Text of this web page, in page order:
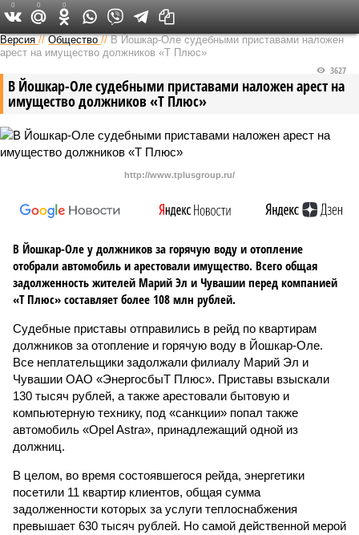
Версия в Чувашии
Версия //Общество //В Йошкар-Оле судебными приставами наложен
арест на имущество должников «Т Плюс»
В Йошкар-Оле судебными приставами наложен арест на
имущество должников «Т Плюс»
3627
http://www.tplusgroup.ru/
В Йошкар-Оле у должников за горячую воду и отопление
отобрали автомобиль и арестовали имущество. Всего общая
задолженность жителей Марий Эл и Чувашии перед компанией
«Т Плюс» составляет более 108 млн рублей.
Судебные приставы отправились в рейд по квартирам
должников за отопление и горячую воду в Йошкар-Оле.
Все неплательщики задолжали филиалу Марий Эл и
Чувашии ОАО «ЭнергосбыТ Плюс». Приставы взыскали
130 тысяч рублей, а также арестовали бытовую и
компьютерную технику, под «санкции» попал также
автомобиль «Opel Astra», принадлежащий одной из
должниц.
В целом, во время состоявшегося рейда, энергетики
посетили 11 квартир клиентов, общая сумма
задолженности которых за услуги теплоснабжения
превышает 630 тысяч рублей. Но самой действенной мерой
0 0 0